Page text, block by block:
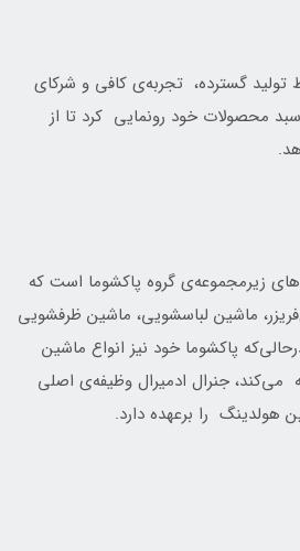
تولید گسترده، تجربه‌ی کافی و شرکای
سبد محصولات خود رونمایی کرد تا از
زیرمجموعه‌ی گروه پاکشوما است که
ماشین لباسشویی، ماشین ظرفشویی
پاکشوما خود نیز انواع ماشین
می‌کند، جنرال‌ ادمیرال وظیفه‌ی اصلی
هولدینگ را برعهده دارد.